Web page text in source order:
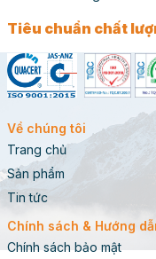
Tiêu chuẩn chất
Về chúng tôi
Trang chủ
Sản phẩm
Tin tức
Chính sách & Hướng
Chính sách bảo mật